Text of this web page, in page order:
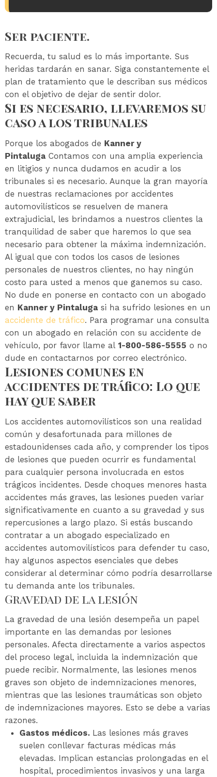
Ser paciente.
Recuerda, tu salud es lo más importante. Sus
heridas tardarán en sanar. Siga constantemente el
plan de tratamiento que le describan sus médicos
con el objetivo de dejar de sentir dolor.
Si es necesario, llevaremos su
caso a los tribunales
Porque los abogados de Kanner y
Pintaluga Contamos con una amplia experiencia
en litigios y nunca dudamos en acudir a los
tribunales si es necesario. Aunque la gran mayoría
de nuestras reclamaciones por accidentes
automovilísticos se resuelven de manera
extrajudicial, les brindamos a nuestros clientes la
tranquilidad de saber que haremos lo que sea
necesario para obtener la máxima indemnización.
Al igual que con todos los casos de lesiones
personales de nuestros clientes, no hay ningún
costo para usted a menos que ganemos su caso.
No dude en ponerse en contacto con un abogado
en Kanner y Pintaluga si ha sufrido lesiones en un
accidente de tráfico. Para programar una consulta
con un abogado en relación con su accidente de
vehículo, por favor llame al 1-800-586-5555 o no
dude en contactarnos por correo electrónico.
Lesiones comunes en
accidentes de tráfico: Lo que
hay que saber
Los accidentes automovilísticos son una realidad
común y desafortunada para millones de
estadounidenses cada año, y comprender los tipos
de lesiones que pueden ocurrir es fundamental
para cualquier persona involucrada en estos
trágicos incidentes. Desde choques menores hasta
accidentes más graves, las lesiones pueden variar
significativamente en cuanto a su gravedad y sus
repercusiones a largo plazo. Si estás buscando
contratar a un abogado especializado en
accidentes automovilísticos para defender tu caso,
hay algunos aspectos esenciales que debes
considerar al determinar cómo podría desarrollarse
tu demanda ante los tribunales.
Gravedad de la lesión
La gravedad de una lesión desempeña un papel
importante en las demandas por lesiones
personales. Afecta directamente a varios aspectos
del proceso legal, incluida la indemnización que
puede recibir. Normalmente, las lesiones menos
graves son objeto de indemnizaciones menores,
mientras que las lesiones traumáticas son objeto
de indemnizaciones mayores. Esto se debe a varias
razones.
Gastos médicos. Las lesiones más graves
suelen conllevar facturas médicas más
elevadas. Implican estancias prolongadas en el
hospital, procedimientos invasivos y una larga